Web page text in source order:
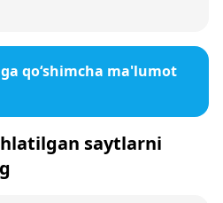
qo‘shimcha ma'lumot
saytlarni